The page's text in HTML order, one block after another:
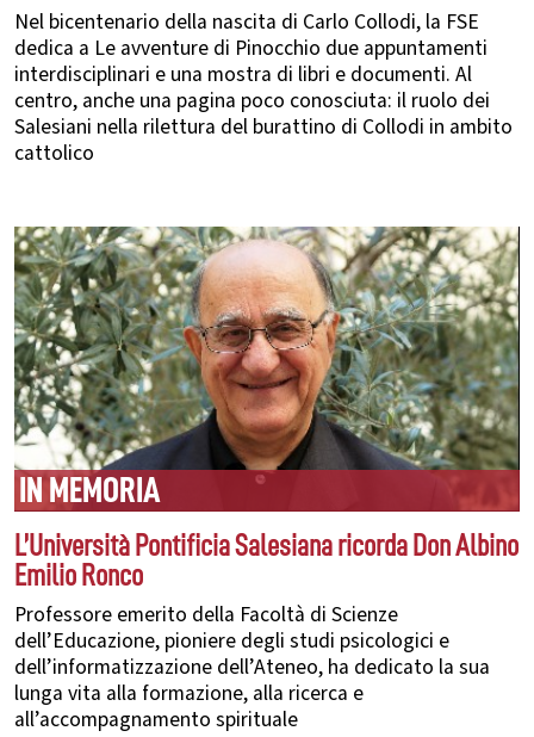
Nel bicentenario della nascita di Carlo Collodi, la FSE
dedica a Le avventure di Pinocchio due appuntamenti
interdisciplinari e una mostra di libri e documenti. Al
centro, anche una pagina poco conosciuta: il ruolo dei
Salesiani nella rilettura del burattino di Collodi in ambito
cattolico
IN MEMORIA
L’Università Pontificia Salesiana ricorda Don Albino
Emilio Ronco
Professore emerito della Facoltà di Scienze
dell’Educazione, pioniere degli studi psicologici e
dell’informatizzazione dell’Ateneo, ha dedicato la sua
lunga vita alla formazione, alla ricerca e
all’accompagnamento spirituale